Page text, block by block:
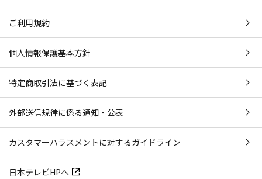
ご利用規約
個人情報保護基本方針
特定商取引法に基づく表記
外部送信規律に係る通知・公表
カスタマーハラスメントに対するガイドライン
日本テレビHPへ